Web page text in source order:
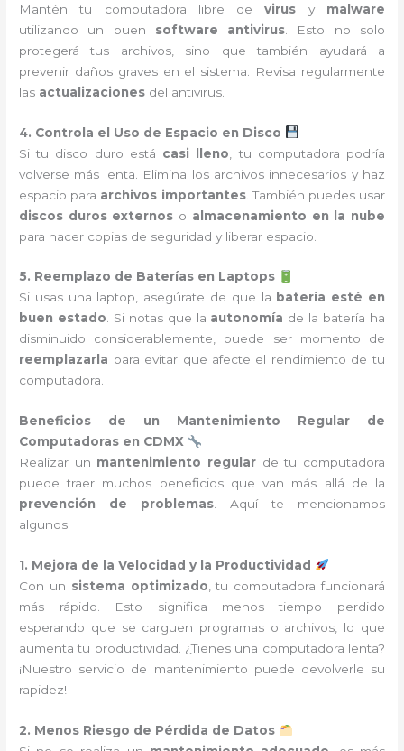
Mantén tu computadora libre devirus y malware
utilizando un buen software antivirus . Esto no solo
protegerá tus archivos, sino que también ayudará a
prevenir daños graves en el sistema. Revisa regularmente
las actualizaciones del antivirus.
4. Controla el Uso de Espacio en Disco
Si tu disco duro está casi lleno , tu computadora podría
volverse más lenta. Elimina los archivos innecesarios y haz
espacio para archivos importantes. También puedes usar
discos duros externos o almacenamiento en la nube
para hacer copias de seguridad y liberar espacio.
5. Reemplazo de Baterías en Laptops
Si usas una laptop, asegúrate de que la batería esté en
buen estado. Si notas que la autonomía de la batería ha
disminuido considerablemente, puede ser momento de
reemplazarla para evitar que afecte el rendimiento de tu
computadora.
Beneficios de un Mantenimiento Regular de
Computadoras en CDMX
Realizar un mantenimiento regular de tu computadora
puede traer muchos beneficios que van más allá de la
prevención de problemas. Aquí te mencionamos
algunos:
1. Mejora de la Velocidad y la Productividad
Con un sistema optimizado , tu computadora funcionará
más rápido. Esto significa menos tiempo perdido
esperando que se carguen programas o archivos, lo que
aumenta tu productividad. ¿Tienes una computadora lenta?
¡Nuestro servicio de mantenimiento puede devolverle su
rapidez!
2. Menos Riesgo de Pérdida de Datos